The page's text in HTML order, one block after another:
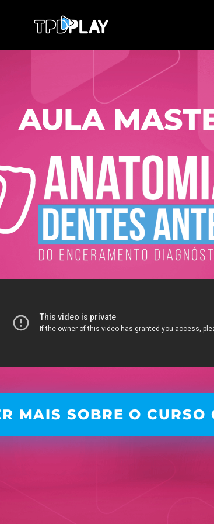
AULA
MAIS SOBRE O CURSO